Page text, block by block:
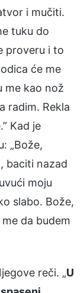
i mučiti.
tuku do
proveru i to
će me
me kao nož
radim. Rekla
Kad je
„Bože,
baciti nazad
moju
slabo. Bože,
da budem
reči. „U